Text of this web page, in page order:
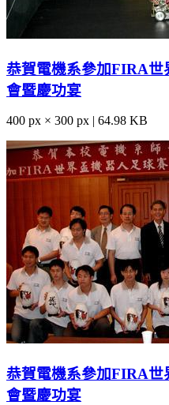
恭賀電機系參加FIRA世
會暨慶功宴
400 px × 300 px | 64.98 KB
恭賀電機系參加FIRA世
會暨慶功宴